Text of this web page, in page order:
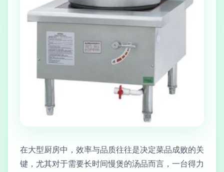
在大型厨房中，效率与品质往往是决定菜品成败的关
键，尤其对于需要长时间慢煲的汤品而言，一台得力